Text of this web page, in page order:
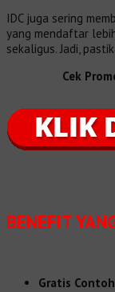
IDC juga sering
yang mendaftar
sekaligus. Jadi,
Cek
BENEFIT
Gratis